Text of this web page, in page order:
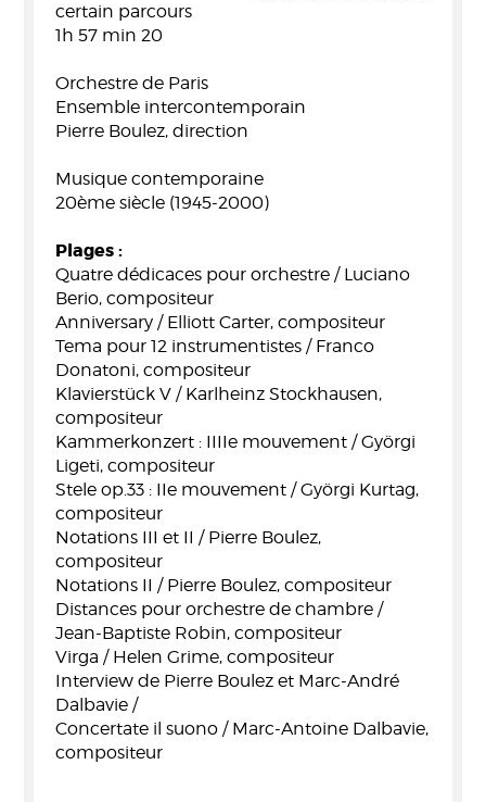
certain parcours
1h 57 min 20
Orchestre de Paris
Ensemble intercontemporain
Pierre Boulez, direction
Musique contemporaine
20ème siècle (1945-2000)
Plages :
Quatre dédicaces pour orchestre / Luciano
Berio, compositeur
Anniversary / Elliott Carter, compositeur
Tema pour 12 instrumentistes / Franco
Donatoni, compositeur
Klavierstück V / Karlheinz Stockhausen,
compositeur
Kammerkonzert : IIIIe mouvement / Györgi
Ligeti, compositeur
Stele op.33 : IIe mouvement / Györgi Kurtag,
compositeur
Notations III et II / Pierre Boulez,
compositeur
Notations II / Pierre Boulez, compositeur
Distances pour orchestre de chambre /
Jean-Baptiste Robin, compositeur
Virga / Helen Grime, compositeur
Interview de Pierre Boulez et Marc-André
Dalbavie /
Concertate il suono / Marc-Antoine Dalbavie,
compositeur